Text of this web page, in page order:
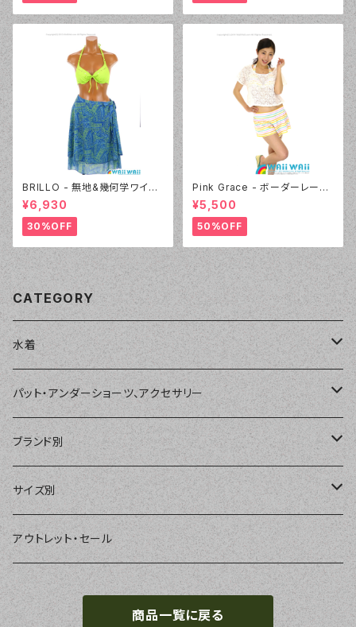
BRILLO - 無地&幾何学ワイヤ
ー 3Wayパレオセット（3314 -
60:グリーン）
¥6,930
30%OFF
Pink Grace - ボーダーレース
フリル 4点セット（4817 - 01:ホ
ワイト）
¥5,500
50%OFF
CATEGORY
水着
単品
ショートパンツ、ボードショーツ
パーカー、ラッシュパーカー
ラッシュガード、ジャケット
ワンピース・モノキニ
ナチュラルタンキニ
ナチュラルタンキニ
2点セット
4点セット
パット・アンダーショーツ、アクセサリー
パット
アンダーショーツ
アクセサリー
ブランド別
BEACH QUEEN
MILSQUR
Sweet Flavor
サイズ別
フリー
7号
アウトレット・セール
商品一覧に戻る